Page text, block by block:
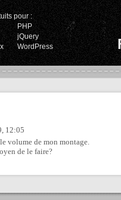
pour :
PHP
jQuery
WordPress
12:05
volume de mon montage.
de le faire?